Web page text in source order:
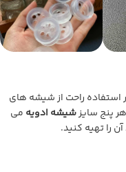
استفاده راحت از شیشه های
پنج سایزشیشه ادویه می
را تهیه کنید.